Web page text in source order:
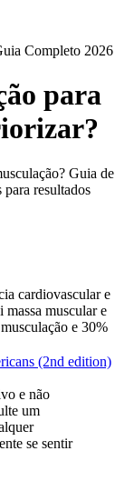
Completo 2026
para
Guia de
para resultados
cardiovascular e
massa muscular e
e 30%
(2nd edition)
e não
um
se sentir